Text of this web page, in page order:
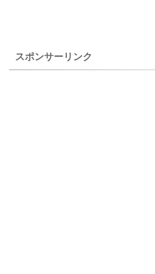
ン（蔓黄 ...
スポンサーリンク